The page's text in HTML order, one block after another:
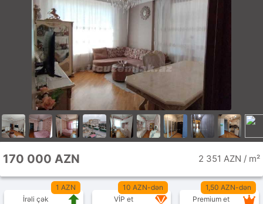
170 000 AZN 2 351 AZN / m²
1 AZN
İrəli çək
10 AZN-dən
VİP et
1,50 AZN-dən
Premium et